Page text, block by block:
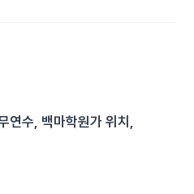
연수, 백마학원가 위치,